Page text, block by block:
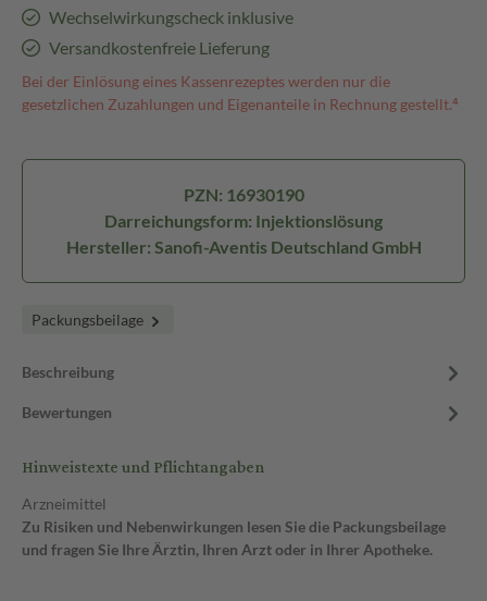
Wechselwirkungscheck inklusive
Versandkostenfreie Lieferung
Bei der Einlösung eines Kassenrezeptes werden nur die
gesetzlichen Zuzahlungen und Eigenanteile in Rechnung gestellt.⁴
PZN: 16930190
Darreichungsform: Injektionslösung
Hersteller: Sanofi-Aventis Deutschland GmbH
Packungsbeilage
Beschreibung
Bewertungen
Hinweistexte und Pflichtangaben
Arzneimittel
Zu Risiken und Nebenwirkungen lesen Sie die Packungsbeilage
und fragen Sie Ihre Ärztin, Ihren Arzt oder in Ihrer Apotheke.